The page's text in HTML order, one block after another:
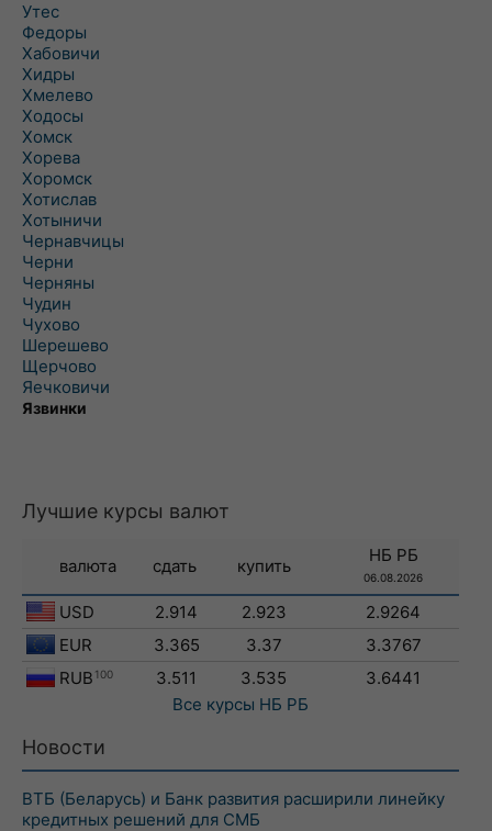
Утес
Федоры
Хабовичи
Хидры
Хмелево
Ходосы
Хомск
Хорева
Хоромск
Хотислав
Хотыничи
Чернавчицы
Черни
Черняны
Чудин
Чухово
Шерешево
Щерчово
Яечковичи
Язвинки
Лучшие курсы валют
валюта сдать купить
НБ РБ
06.08.2026
USD 2.914 2.923
2.9264
EUR
3.365 3.37
3.3767
RUB 100 3.511 3.535
3.6441
Все курсы НБ РБ
Новости
ВТБ (Беларусь) и Банк развития расширили линейку
кредитных решений для СМБ